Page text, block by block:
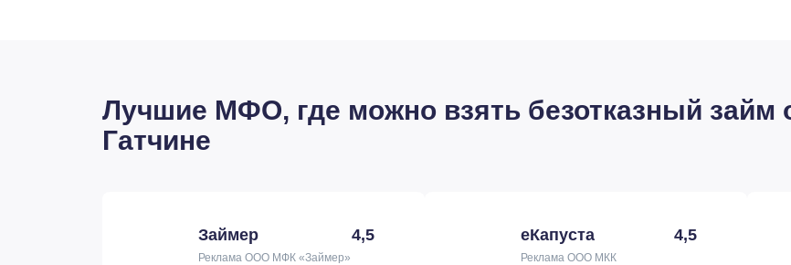
Лучшие МФО, где можно взять безотказный займ
Гатчине
Займер 4,5
Реклама ООО МФК «Займер»
еКапуста 4,5
Реклама ООО МКК